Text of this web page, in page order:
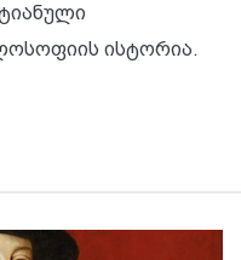
ისტორია.